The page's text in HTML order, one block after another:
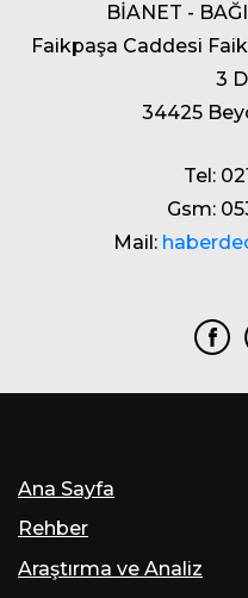
BİANET -
Faikpaşa Caddesi
3
34425
Tel:
Gsm:
Mail:
Ana Sayfa
Rehber
Araştırma ve Analiz